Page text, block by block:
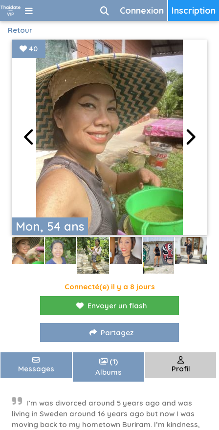
Inscription
Connexion
Retour
Mon, 54 ans
40
Connecté(e) il y a 8 jours
Envoyer un flash
Partagez
Messages
(1)
Albums
Profil
I’m was divorced around 5 years ago and was
living in Sweden around 16 years ago but now I was
moving back to my hometown Buriram. I’m kindness,